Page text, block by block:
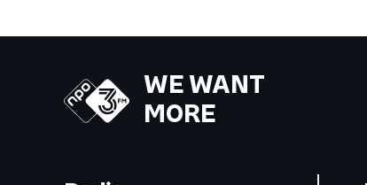
WE WANT
MORE